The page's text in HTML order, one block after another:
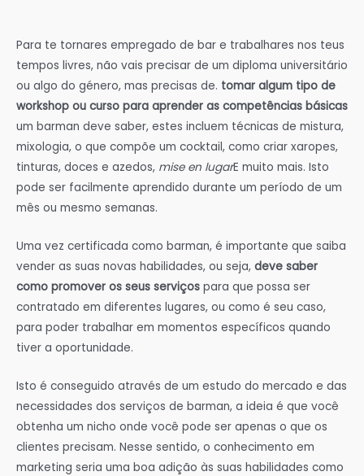
Para te tornares empregado de bar e trabalhares nos teus
tempos livres, não vais precisar de um diploma universitário
ou algo do género, mas precisas de. tomar algum tipo de
workshop ou curso para aprender as competências básicas
um barman deve saber, estes incluem técnicas de mistura,
mixologia, o que compõe um cocktail, como criar xaropes,
tinturas, doces e azedos, mise en lugarE muito mais. Isto
pode ser facilmente aprendido durante um período de um
mês ou mesmo semanas.
Uma vez certificada como barman, é importante que saiba
vender as suas novas habilidades, ou seja, deve saber
como promover os seus serviços para que possa ser
contratado em diferentes lugares, ou como é seu caso,
para poder trabalhar em momentos específicos quando
tiver a oportunidade.
Isto é conseguido através de um estudo do mercado e das
necessidades dos serviços de barman, a ideia é que você
obtenha um nicho onde você pode ser apenas o que os
clientes precisam. Nesse sentido, o conhecimento em
marketing seria uma boa adição às suas habilidades como